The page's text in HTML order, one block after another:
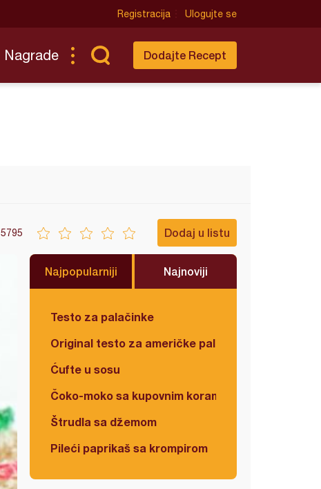
Registracija Ulogujte se
Nagrade Dodajte Recept
5795 Dodaj u listu
Najpopularniji Najnoviji
Testo za palačinke
Original testo za američke palačinke
Ćufte u sosu
Čoko-moko sa kupovnim korama
Štrudla sa džemom
Pileći paprikaš sa krompirom